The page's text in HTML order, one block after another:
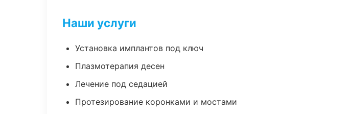
Наши услуги
Установка имплантов под ключ
Плазмотерапия десен
Лечение под седацией
Протезирование коронками и мостами